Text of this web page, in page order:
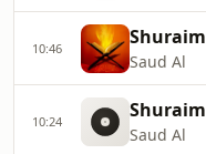
10:46 Shuraim
Saud Al
10:24 Shuraim
Saud Al